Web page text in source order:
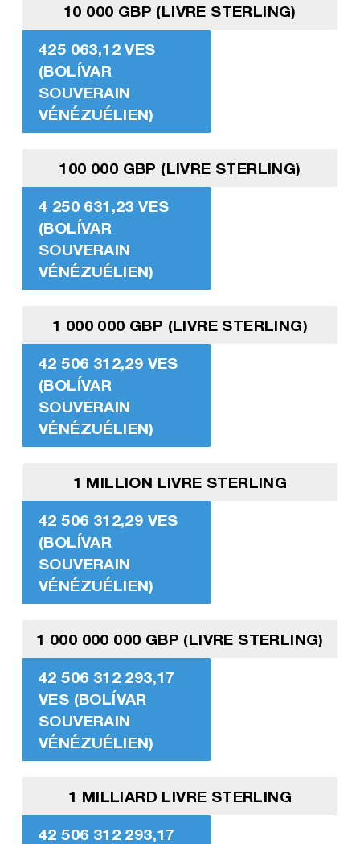
10 000 GBP (LIVRE STERLING)
425 063,12 VES
(BOLÍVAR
SOUVERAIN
VÉNÉZUÉLIEN)
100 000 GBP (LIVRE STERLING)
4 250 631,23 VES
(BOLÍVAR
SOUVERAIN
VÉNÉZUÉLIEN)
1 000 000 GBP (LIVRE STERLING)
42 506 312,29 VES
(BOLÍVAR
SOUVERAIN
VÉNÉZUÉLIEN)
1 MILLION LIVRE STERLING
42 506 312,29 VES
(BOLÍVAR
SOUVERAIN
VÉNÉZUÉLIEN)
1 000 000 000 GBP (LIVRE STERLING)
42 506 312 293,17
VES (BOLÍVAR
SOUVERAIN
VÉNÉZUÉLIEN)
1 MILLIARD LIVRE STERLING
42 506 312 293,17